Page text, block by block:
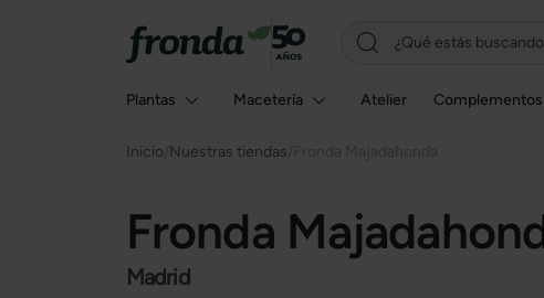
Plantas Macetería Atelier Complementos
Inicio Nuestras tiendas
Fronda
Madrid